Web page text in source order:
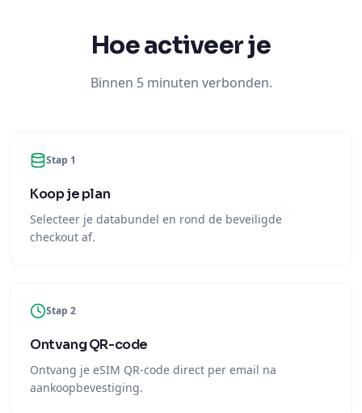
Hoe activeer je
Binnen 5 minuten verbonden.
Stap 1
Koop je plan
Selecteer je databundel en rond de beveiligde
checkout af.
Stap 2
Ontvang QR-code
Ontvang je eSIM QR-code direct per email na
aankoopbevestiging.